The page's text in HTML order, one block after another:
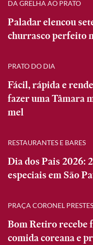
DA GRELHA AO PRATO
Paladar elencou
churrasco perfeito
PRATO DO DIA
Fácil, rápida e
fazer uma Tâmara
mel
RESTAURANTES E BARES
Dia dos Pais 2026:
especiais em São
PRAÇA CORONEL PRESTES
Bom Retiro recebe
comida coreana e